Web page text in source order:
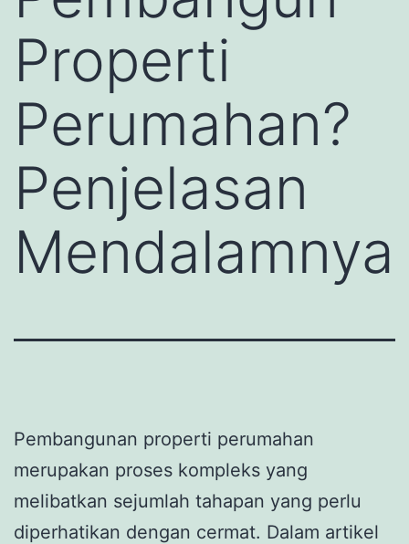
Properti
Perumahan?
Penjelasan
Mendalamnya
Pembangunan properti perumahan
merupakan proses kompleks yang
melibatkan sejumlah tahapan yang perlu
diperhatikan dengan cermat. Dalam artikel